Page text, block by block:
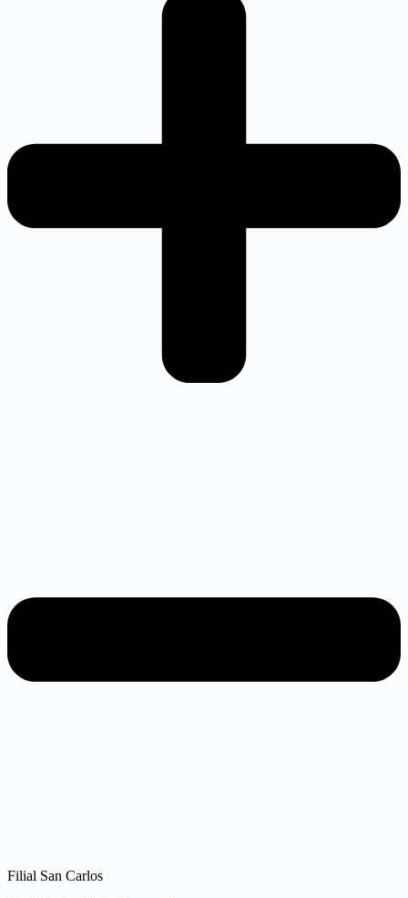
Filial San Carlos